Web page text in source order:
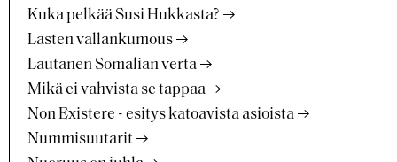
Kuka pelkää Susi Hukkasta?
Lasten vallankumous
Lautanen Somalian verta
Mikä ei vahvista se tappaa
Non Existere - esitys katoavista asioista
Nummisuutarit